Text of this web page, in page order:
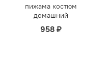
пижама костюм
домашний
958 ₽